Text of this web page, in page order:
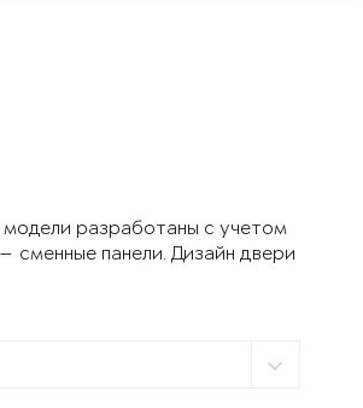
разработаны с учетом
сменные панели. Дизайн двери